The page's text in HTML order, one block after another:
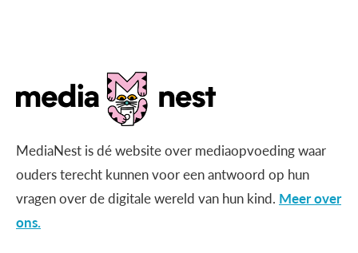
MediaNest is dé website over mediaopvoeding waar
ouders terecht kunnen voor een antwoord op hun
vragen over de digitale wereld van hun kind. Meer over
ons.